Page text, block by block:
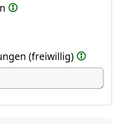
(freiwillig)